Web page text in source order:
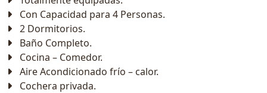
Con Capacidad para 4 Personas.
2 Dormitorios.
Baño Completo.
Cocina – Comedor.
Aire Acondicionado frío – calor.
Cochera privada.